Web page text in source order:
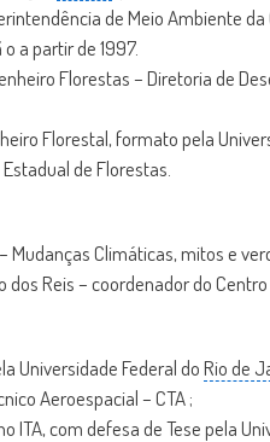
de Meio Ambiente
a partir de 1997.
Florestas – Diretoria de
Florestal, formato pela
de Florestas.
Mudanças Climáticas, mitos e
Reis – coordenador do
Universidade Federal doRio de
Aeroespacial – CTA ;
ITA, com defesa de Tese pela